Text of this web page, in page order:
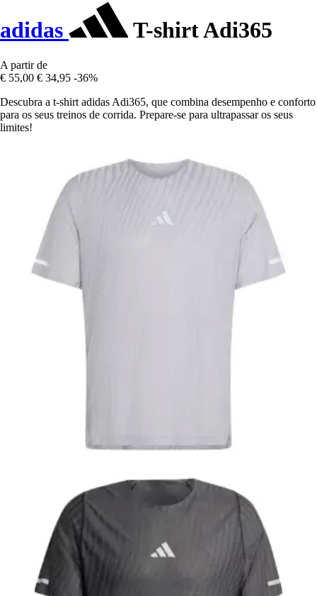
adidas T-shirt Adi365
A partir de
€ 55,00 € 34,95 -36%
Descubra a t-shirt adidas Adi365, que combina desempenho e conforto
para os seus treinos de corrida. Prepare-se para ultrapassar os seus
limites!